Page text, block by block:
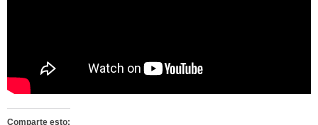
Comparte esto: